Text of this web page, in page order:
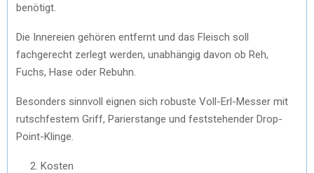
benötigt.
Die Innereien gehören entfernt und das Fleisch soll
fachgerecht zerlegt werden, unabhängig davon ob Reh,
Fuchs, Hase oder Rebuhn.
Besonders sinnvoll eignen sich robuste Voll-Erl-Messer mit
rutschfestem Griff, Parierstange und feststehender Drop-
Point-Klinge.
Kosten